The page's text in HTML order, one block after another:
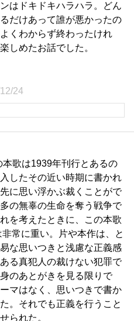
はドキドキハラハラ。どん
だけあって誰が悪かったの
くわからず終わったけれ
しめたお話でした。
24
本歌は1939年刊行とあるの
したその近い時期に書かれ
に思い浮かぶ裁くことがで
の無辜の生命を奪う戦争で
を考えたときに、この本歌
常に重い。片や本作は、と
な思いつきと浅慮な正義感
る真犯人の裁けない犯罪で
のあとがきを見る限りで
マはなく、思いつきで書か
。それでも正義を行うこと
られた。